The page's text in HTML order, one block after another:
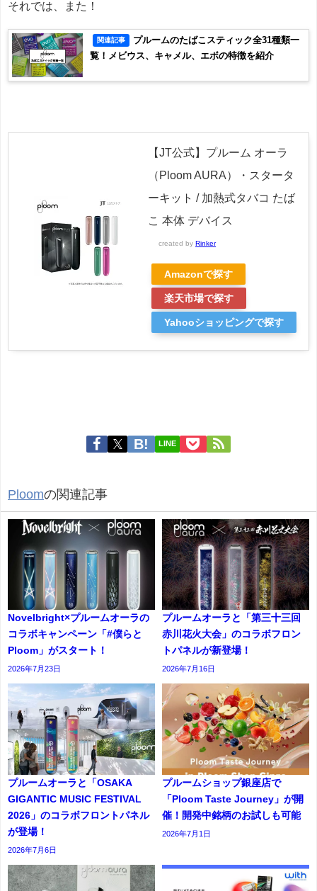
それでは、また！
関連記事
プルームのたばこスティック全31種類一
覧！メビウス、キャメル、エボの特徴を紹介
【JT公式】プルーム オーラ
（Ploom AURA）・スタータ
ーキット / 加熱式タバコ たば
こ 本体 デバイス
created by Rinker
Amazonで探す
楽天市場で探す
Yahooショッピングで探す
LINE
Ploomの関連記事
Novelbright×プルームオーラの
コラボキャンペーン「#僕らと
Ploom」がスタート！
2026年7月23日
プルームオーラと「第三十三回
赤川花火大会」のコラボフロン
トパネルが新登場！
2026年7月16日
プルームオーラと「OSAKA
GIGANTIC MUSIC FESTIVAL
2026」のコラボフロントパネル
が登場！
2026年7月6日
プルームショップ銀座店で
「Ploom Taste Journey」が開
催！開発中銘柄のお試しも可能
2026年7月1日